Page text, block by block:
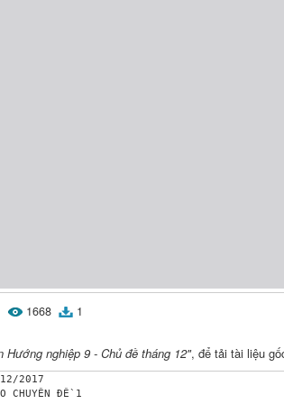
1668 1
Hướng nghiệp 9 - Chủ đề tháng 12", để tải tài liệu
2017
CHUYÊN ĐỀ 1